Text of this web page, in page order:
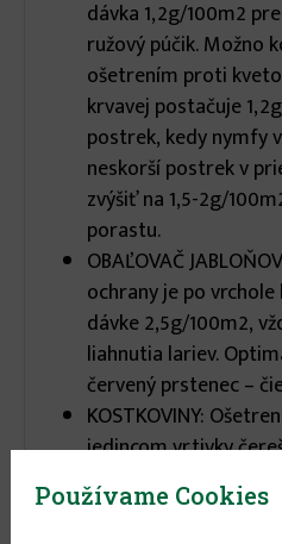
dávka 1,2g/100m2
ružový púčik. Možno
ošetrením proti
krvavej postačuje
postrek, kedy nymfy
neskorší postrek v
zvýšiť na 1,5-2g/
porastu.
OBAĽOVAČ
ochrany je po
dávke 2,5g/100m2,
liahnutia lariev.
červený prstenec –
KOSTKOVINY:
jedincom vrtivky
2,5g/100m2 sa
signalizácie, kontrolu
Používame Cookies